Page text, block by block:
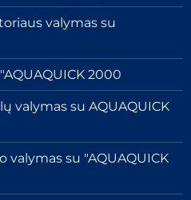
valymas su
2000
valymas su AQUAQUICK
valymas su "AQUAQUICK